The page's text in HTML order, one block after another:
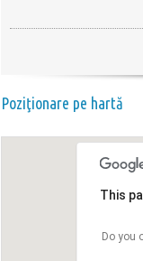
Poziţionare pe hartă
This
Do you